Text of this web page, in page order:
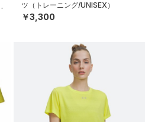
ツ（トレーニング/UNISEX）
￥3,300